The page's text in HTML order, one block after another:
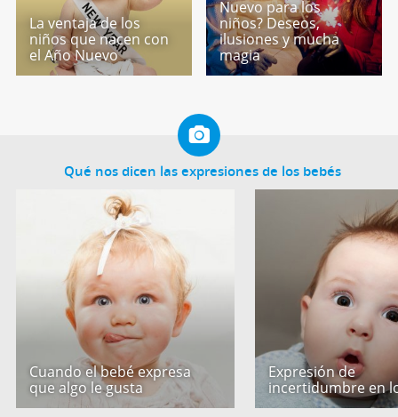
La ventaja de los
niños que nacen con
el Año Nuevo
Nuevo para los
niños? Deseos,
ilusiones y mucha
magia
Qué nos dicen las expresiones de los bebés
Cuando el bebé expresa
que algo le gusta
Expresión de
incertidumbre en